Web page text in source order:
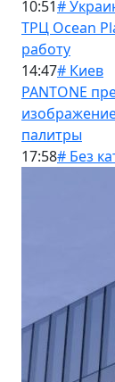
10:51#
ТРЦ Ocean
работу
14:47# Киев
PANTONE
палитры
17:58# Без